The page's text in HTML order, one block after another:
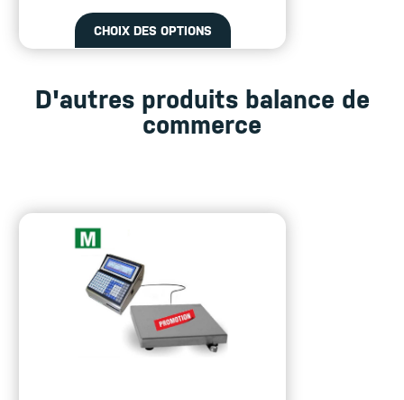
CHOIX DES OPTIONS
D'autres produits balance de
commerce